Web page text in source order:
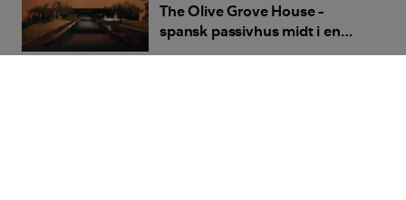
The Olive Grove House –
spansk passivhus midt i en